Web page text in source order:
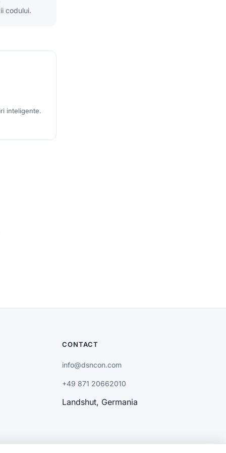
codului.
inteligente.
CONTACT
info@dsncon.com
+49 871 20662010
Landshut, Germania